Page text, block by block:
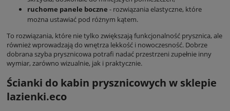
ruchome panele boczne - rozwiązania elastyczne, które
można ustawiać pod różnym kątem.
To rozwiązania, które nie tylko zwiększają funkcjonalność prysznica, ale
również wprowadzają do wnętrza lekkość i nowoczesność. Dobrze
dobrana szyba prysznicowa potrafi nadać przestrzeni zupełnie inny
wymiar, zarówno wizualnie, jak i praktycznie.
Ścianki do kabin prysznicowych w sklepie
lazienki.eco